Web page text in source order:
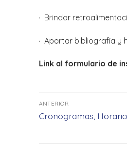
· Brindar
· Aportar bibliografía y
Link al formulario de
Navegación
de
ANTERIOR
Entrada
Cronogramas,